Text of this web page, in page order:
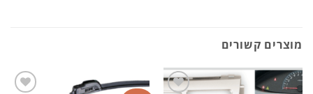
מוצרים קשורים